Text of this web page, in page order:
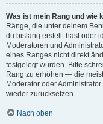
Was ist mein Rang und wie
Ränge, die unter deinem
du bislang erstellt hast oder
Moderatoren und
eines Ranges nicht direkt
festgelegt wurden. Bitte
Rang zu erhöhen — die
Moderator oder
wieder zurücksetzen.
Nach oben